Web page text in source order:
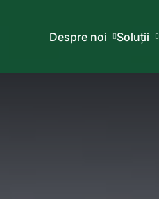
Despre noi Soluții